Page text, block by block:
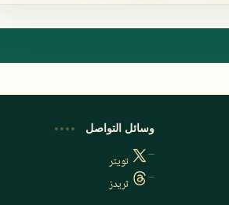
وسائل التواصل
تويتر
ثريدز